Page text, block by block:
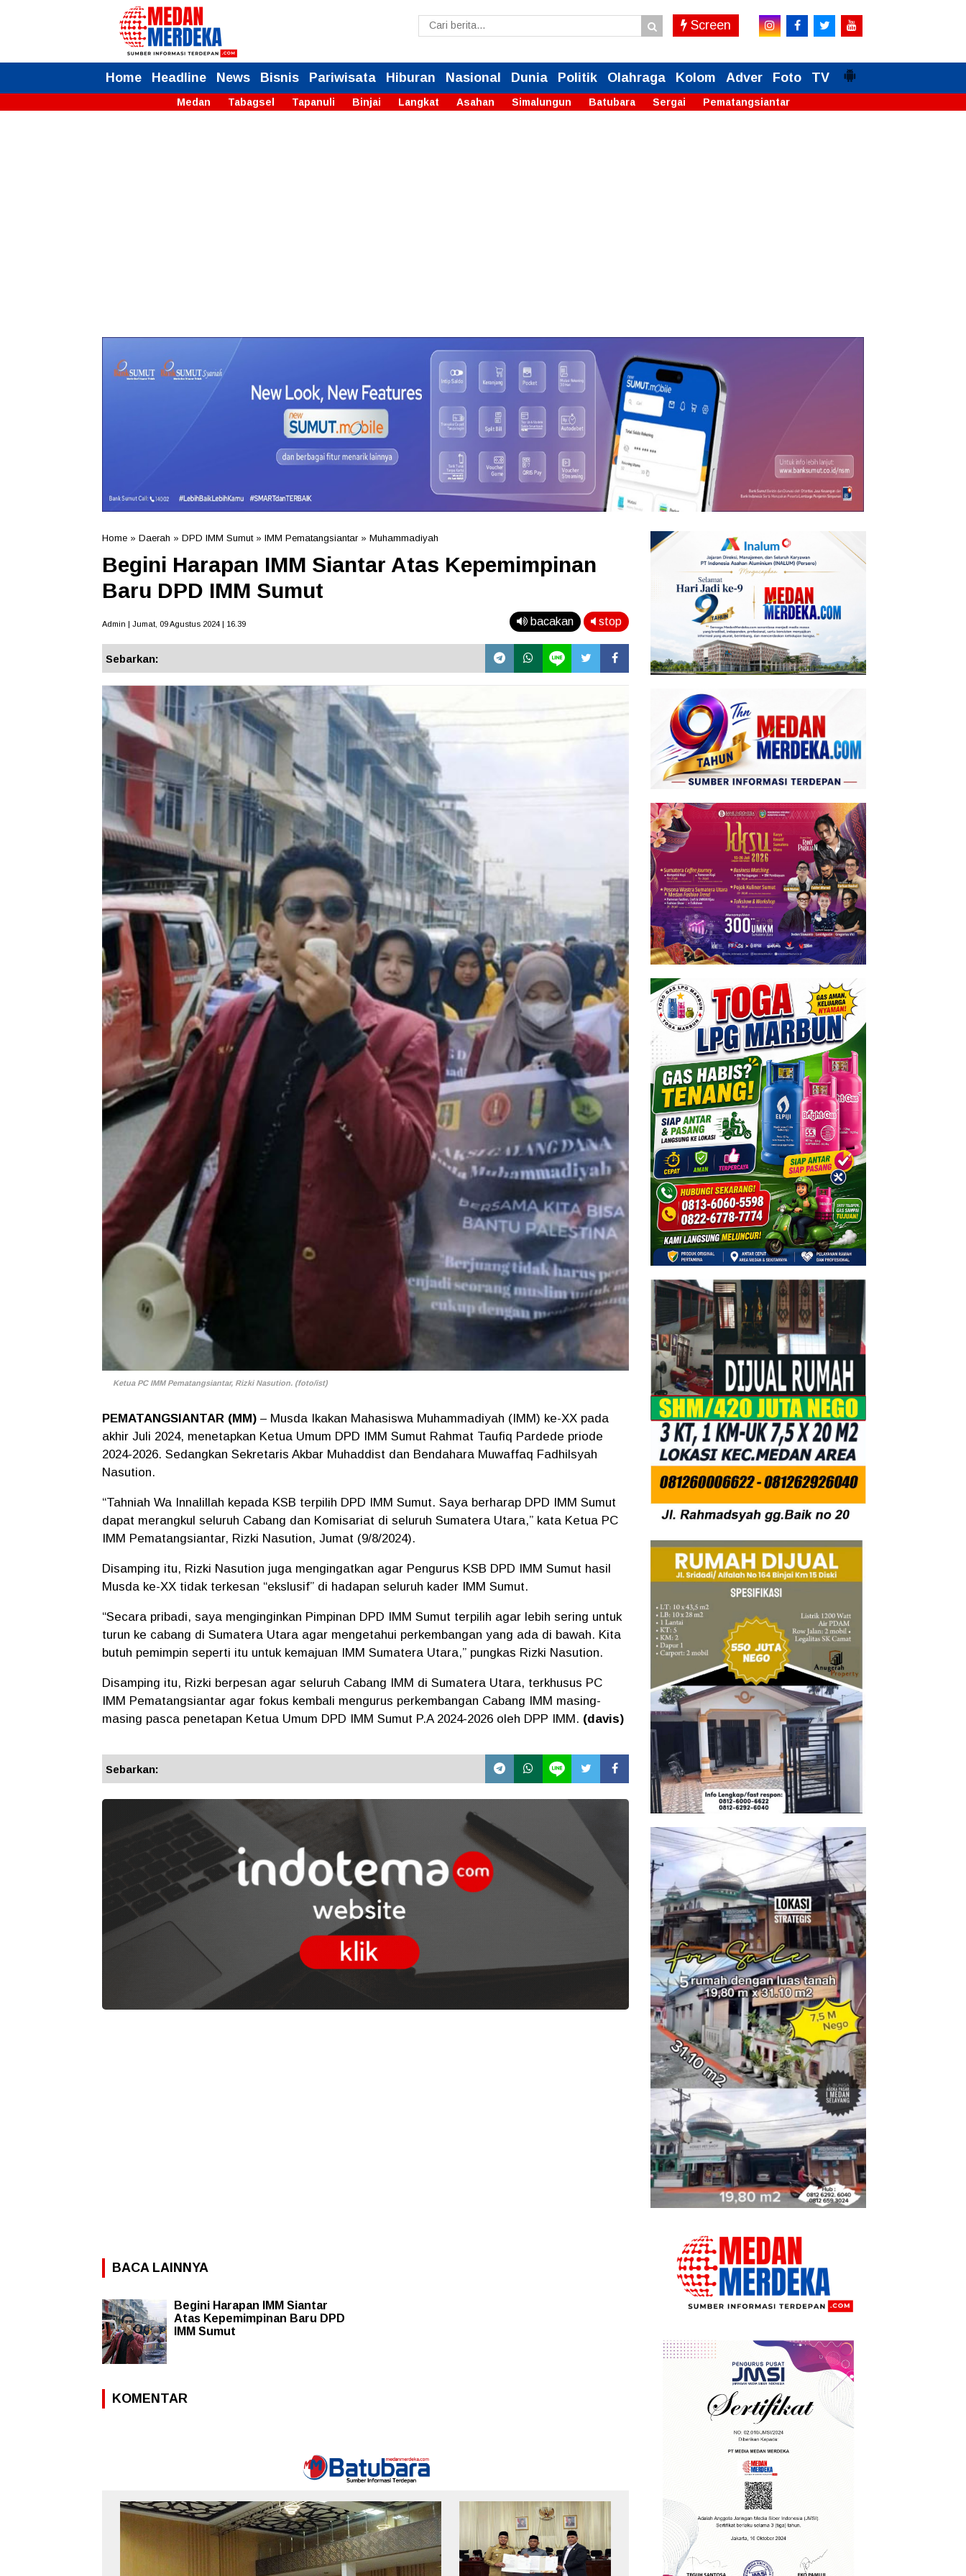
Screen
Home Headline News Bisnis Pariwisata Hiburan Nasional Dunia Politik Olahraga Kolom Adver Foto TV
Medan Tabagsel Tapanuli Binjai Langkat Asahan Simalungun Batubara Sergai Pematangsiantar
Home » Daerah » DPD IMM Sumut» IMM Pematangsiantar » Muhammadiyah
Begini Harapan IMM Siantar Atas Kepemimpinan
Baru DPD IMM Sumut
Admin | Jumat, 09 Agustus 2024 | 16.39 bacakan stop
Sebarkan:
Ketua PC IMM Pematangsiantar, Rizki Nasution. (foto/ist)
PEMATANGSIANTAR (MM) – Musda Ikakan Mahasiswa Muhammadiyah (IMM) ke-XX pada
akhir Juli 2024, menetapkan Ketua Umum DPD IMM Sumut Rahmat Taufiq Pardede priode
2024-2026. Sedangkan Sekretaris Akbar Muhaddist dan Bendahara Muwaffaq Fadhilsyah
Nasution.
“Tahniah Wa Innalillah kepada KSB terpilih DPD IMM Sumut. Saya berharap DPD IMM Sumut
dapat merangkul seluruh Cabang dan Komisariat di seluruh Sumatera Utara,” kata Ketua PC
IMM Pematangsiantar, Rizki Nasution, Jumat (9/8/2024).
Disamping itu, Rizki Nasution juga mengingatkan agar Pengurus KSB DPD IMM Sumut hasil
Musda ke-XX tidak terkesan “ekslusif” di hadapan seluruh kader IMM Sumut.
“Secara pribadi, saya menginginkan Pimpinan DPD IMM Sumut terpilih agar lebih sering untuk
turun ke cabang di Sumatera Utara agar mengetahui perkembangan yang ada di bawah. Kita
butuh pemimpin seperti itu untuk kemajuan IMM Sumatera Utara,” pungkas Rizki Nasution.
Disamping itu, Rizki berpesan agar seluruh Cabang IMM di Sumatera Utara, terkhusus PC
IMM Pematangsiantar agar fokus kembali mengurus perkembangan Cabang IMM masing-
masing pasca penetapan Ketua Umum DPD IMM Sumut P.A 2024-2026 oleh DPP IMM. (davis)
Sebarkan:
BACA LAINNYA
Begini Harapan IMM Siantar
Atas Kepemimpinan Baru DPD
IMM Sumut
KOMENTAR